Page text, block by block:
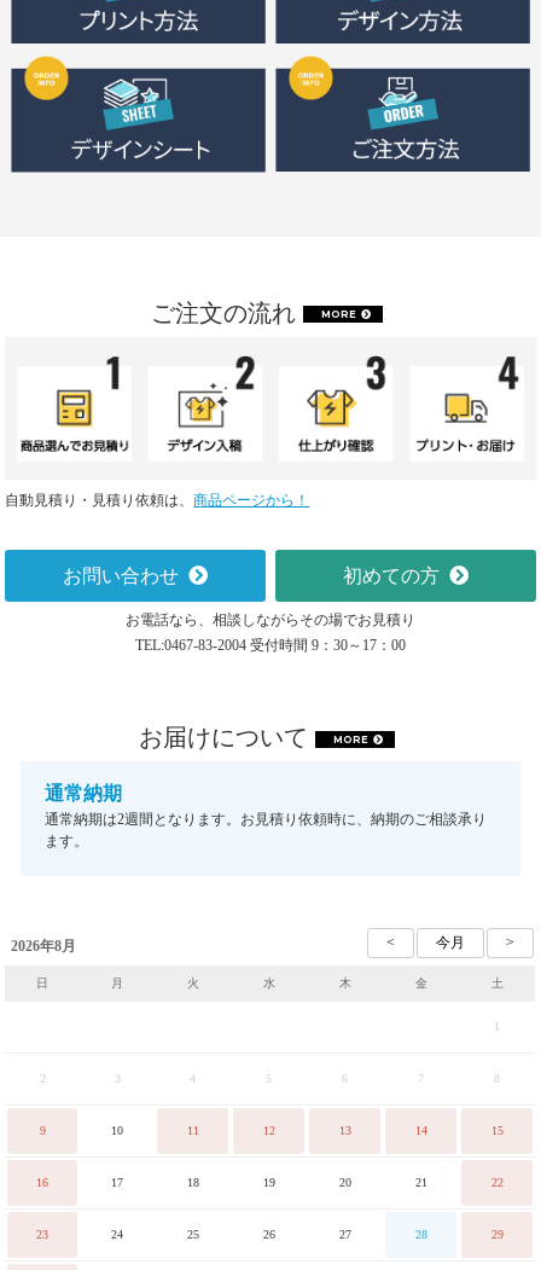
ご注文の流れ MORE
自動見積り・見積り依頼は、商品ページから！
お問い合わせ 初めての方
お電話なら、相談しながらその場でお見積り
TEL:0467-83-2004 受付時間 9：30～17：00
お届けについて MORE
通常納期
通常納期は2週間となります。お見積り依頼時に、納期のご相談承り
ます。
2026年8月
日 月 火 水 木 金 土
1
2 3 4 5 6 7 8
9 10 11 12 13 14 15
16 17 18 19 20 21 22
23 24 25 26 27 28 29